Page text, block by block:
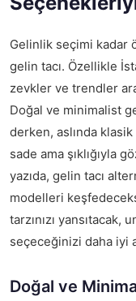
Gelinlik seçimi kadar
gelin tacı. Özellikle
zevkler ve trendler
Doğal ve minimalist
derken, aslında klasik
sade ama şıklığıyla
yazıda, gelin tacı
modelleri
tarzınızı yansıtacak,
seçeceğinizi daha iyi
Doğal ve